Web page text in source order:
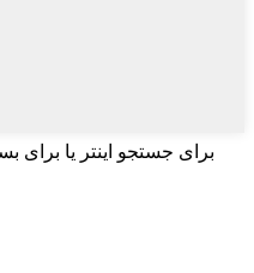
برای جستجو اینتر یا برای